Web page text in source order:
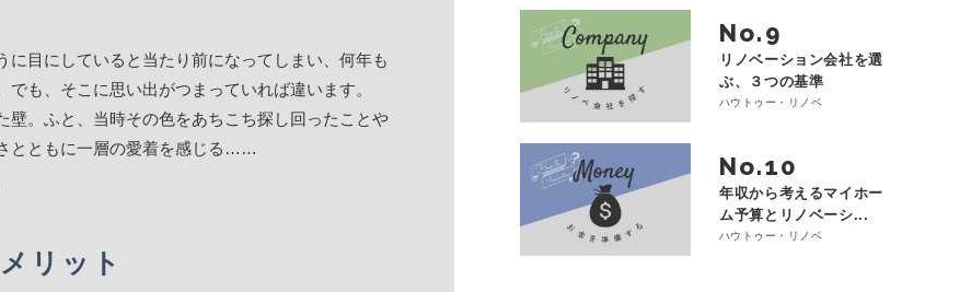
目にしていると当たり前になってしまい、何年も
も、そこに思い出がつまっていれば違います。
。ふと、当時その色をあちこち探し回ったことや
とともに一層の愛着を感じる……
リット
No.
リノベーション会社を選
ぶ、３つの基準
ハウトゥー・リノベ
No.
年収から考えるマイホー
ム予算とリノベーシ...
ハウトゥー・リノベ